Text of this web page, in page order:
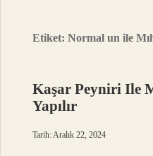
Etiket:Normal un ile
Kaşar Peyniri Ile
Yapılır
Tarih: Aralık 22, 2024